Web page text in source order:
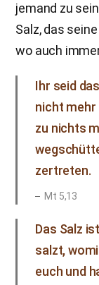
jemand zu
Salz, das
wo auch
Ihr seid
nicht mehr
zu nichts
zertreten.
Mt 5,13
Das Salz
salzt,
euch und